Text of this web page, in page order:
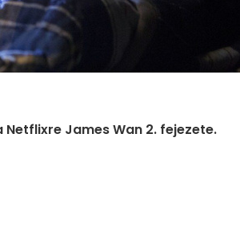
James Wan 2. fejezete.